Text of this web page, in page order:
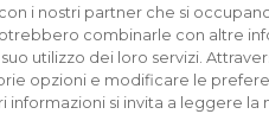
i nostri partner che si
combinarle con altre
utilizzo dei loro servizi.
opzioni e modificare le
si invita a leggere la